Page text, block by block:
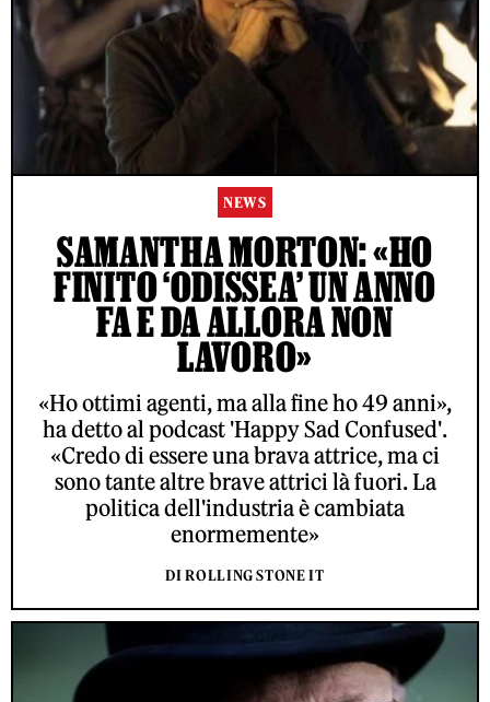
NEWS
SAMANTHA MORTON: «HO
FINITO ‘ODISSEA’ UN ANNO
FA E DA ALLORA NON
LAVORO»
«Ho ottimi agenti, ma alla fine ho 49 anni»,
ha detto al podcast 'Happy Sad Confused'.
«Credo di essere una brava attrice, ma ci
sono tante altre brave attrici là fuori. La
politica dell'industria è cambiata
enormemente»
DI ROLLING STONE IT